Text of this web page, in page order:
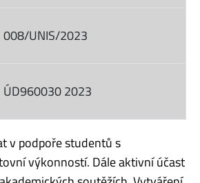
008/UNIS/2023
ÚD960030 2023
v podpoře studentů s
výkonností. Dále aktivní účast